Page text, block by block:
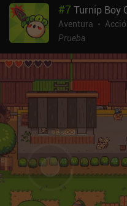
#7Turnip Boy
Aventura
Prueba